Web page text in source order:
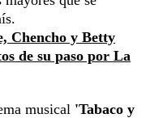
Chencho y Betty
de su paso por La
musical 'Tabaco y